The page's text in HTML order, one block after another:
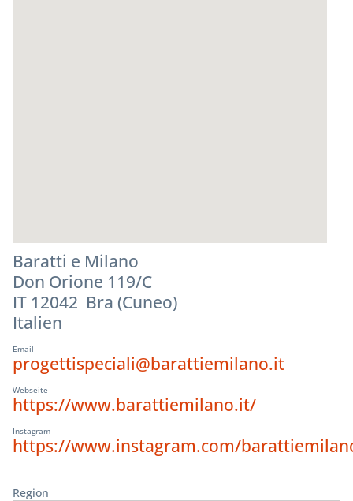
Baratti e Milano
Don Orione 119/C
IT 12042 Bra (Cuneo)
Italien
Email
progettispeciali@barattiemilano.it
Webseite
https://www.barattiemilano.it/
Instagram
https://www.instagram.com/
Region